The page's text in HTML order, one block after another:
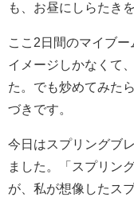
も、お昼にしらたき
ここ2日間のマイブ
イメージしかなくて
た。でも炒めてみた
づきです。
今日はスプリングブ
ました。「スプリン
が、私が想像したス